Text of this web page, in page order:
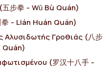
步拳 - Wǔ Bù Quán)
- Lián Huán Quán)
Αλυσιδωτής Γροθιάς (八步
Quán)
(罗汉十八手 -